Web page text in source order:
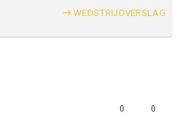
WEDSTRIJDVERSLAG
0 0